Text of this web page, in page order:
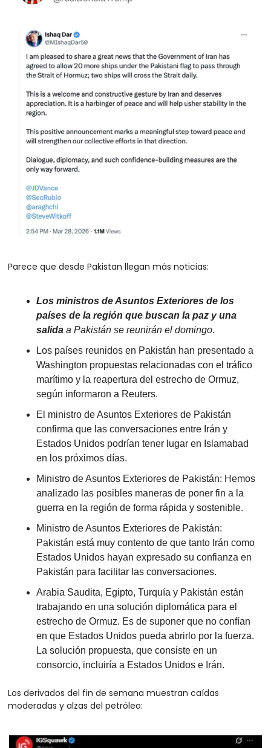
Parece que desde Pakistan llegan más noticias:
Los ministros de Asuntos Exteriores de los
países de la región que buscan la paz y una
salida a Pakistán se reunirán el domingo.
Los países reunidos en Pakistán han presentado a
Washington propuestas relacionadas con el tráfico
marítimo y la reapertura del estrecho de Ormuz,
según informaron a Reuters.
El ministro de Asuntos Exteriores de Pakistán
confirma que las conversaciones entre Irán y
Estados Unidos podrían tener lugar en Islamabad
en los próximos días.
Ministro de Asuntos Exteriores de Pakistán: Hemos
analizado las posibles maneras de poner fin a la
guerra en la región de forma rápida y sostenible.
Ministro de Asuntos Exteriores de Pakistán:
Pakistán está muy contento de que tanto Irán como
Estados Unidos hayan expresado su confianza en
Pakistán para facilitar las conversaciones.
Arabia Saudita, Egipto, Turquía y Pakistán están
trabajando en una solución diplomática para el
estrecho de Ormuz. Es de suponer que no confían
en que Estados Unidos pueda abrirlo por la fuerza.
La solución propuesta, que consiste en un
consorcio, incluiría a Estados Unidos e Irán.
Los derivados del fin de semana muestran caídas
moderadas y alzas del petróleo: